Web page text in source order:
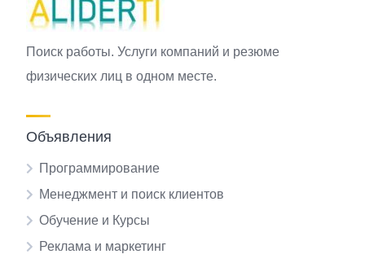
Поиск работы. Услуги компаний и резюме
физических лиц в одном месте.
Объявления
Программирование
Менеджмент и поиск клиентов
Обучение и Курсы
Реклама и маркетинг